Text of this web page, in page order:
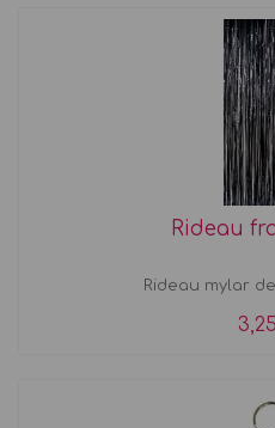
Rideau
Rideau mylar